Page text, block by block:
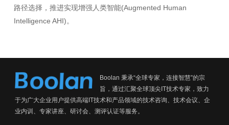
路径选择，推进实现增强人类智能(Augmented Human
Intelligence AHI)。
Boolan 秉承“全球专家，连接智慧”的宗
旨，通过汇聚全球顶尖IT技术专家，致力
于为广大企业用户提供高端IT技术和产品领域的技术咨询、技术会议、企
业内训、专家讲座、研讨会、测评认证等服务。